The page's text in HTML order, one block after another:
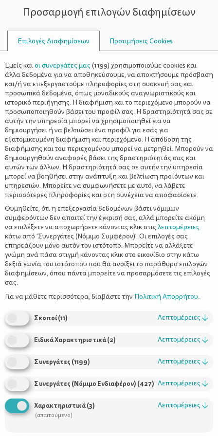
ΣΥΜΒΟΥΛΟΙ
ΜΑΚΑΡΌΝΙΑ
Η διατροφή της γυναίκας
Χρήσιμοι Σύνδεσμοι
Τι είναι το ΔΕΛΤΑ moms
Προσαρμογή επιλογών διαφημίσεων
Επιλογές Διαφημίσεων Προτιμήσεις Cookies
Εμείς καιοι συνεργάτες μας (1199) χρησιμοποιούμε cookies και
άλλα δεδομένα για να αποθηκεύσουμε, να αποκτήσουμε πρόσβαση
και/ή να επεξεργαστούμε πληροφορίες στη συσκευή σας και
προσωπικά δεδομένα, όπως μοναδικούς αναγνωριστικούς και
ιστορικό περιήγησης. Η διαφήμιση και το περιεχόμενο μπορούν να
προσωποποιηθούν βάσει του προφίλ σας. Η δραστηριότητά σας σε
αυτήν την υπηρεσία μπορεί να χρησιμοποιηθεί για να
δημιουργήσει ή να βελτιώσει ένα προφίλ για εσάς για
εξατομικευμένη διαφήμιση και περιεχόμενο. Η απόδοση της
διαφήμισης και του περιεχομένου μπορεί να μετρηθεί. Μπορούν να
δημιουργηθούν αναφορές βάσει της δραστηριότητάς σας και
αυτών των άλλων. Η δραστηριότητά σας σε αυτήν την υπηρεσία
μπορεί να βοηθήσει στην ανάπτυξη και βελτίωση προϊόντων και
υπηρεσιών. Μπορείτε να συμφωνήσετε με αυτό, να λάβετε
περισσότερες πληροφορίες και στη συνέχεια να αποφασίσετε.
Θυμηθείτε, ότι η επεξεργασία δεδομένων βάσει νόμιμων
συμφερόντων δεν απαιτεί την έγκρισή σας, αλλά μπορείτε ακόμη
να επιλέξετε να αποχωρήσετε κάνοντας κλικ στις λεπτομέρειες
κάτω από 'Συνεργάτες (Νόμιμο Συμφέρον)'. Οι επιλογές σας
επηρεάζουν μόνο αυτόν τον ιστότοπο. Μπορείτε να αλλάξετε
γνώμη ανά πάσα στιγμή κάνοντας κλικ στο εικονίδιο στην κάτω
δεξιά γωνία του ιστότοπου που θα ανοίξει το παράθυρο επιλογών
διαφημίσεων, όπου πάντα μπορείτε να προσαρμόσετε τις επιλογές
σας.
Για να μάθετε περισσότερα, διαβάστε την Πολιτική Απορρήτου.
Σκοποί(11) Λεπτομέρειες ↓
Ειδικά Χαρακτηριστικά(2) Λεπτομέρειες ↓
Συνεργάτες (1199) Λεπτομέρειες ↓
Συνεργάτες (Νόμιμο Ενδιαφέρον) (427) Λεπτομέρειες ↓
Χαρακτηριστικά(3)
(απαιτούμενο)
Λεπτομέρειες ↓